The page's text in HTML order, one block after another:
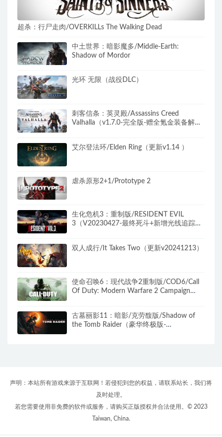
超杀：行尸走肉/OVERKILLs The Walking Dead
中土世界：暗影魔多/Middle-Earth:
Shadow of Mordor
光环 无限（战役DLC）
刺客信条：英灵殿/Assassins Creed
Valhalla（v1.7.0-完全版-赠全氪金装备解
艾尔登法环/Elden Ring（更新v1.14 ）
虐杀原形2+1/Prototype 2
生化危机3：重制版/RESIDENT EVIL
3（V20230427-最终死斗+新增光线追踪
双人成行/It Takes Two（更新v20241213）
使命召唤6：现代战争2重制版/COD6/Call
Of Duty: Modern Warfare 2 Campaign
古墓丽影11：暗影/克劳馥版/Shadow of
the Tomb Raider（豪华终极版-
声明：本站所有游戏来源于互联网！若侵犯到您的权益，请联系站长，我们将
及时处理。
若您需要使用非免费的软件或服务，请购买正版授权并合法使用。© 2023
Taiwan, China.